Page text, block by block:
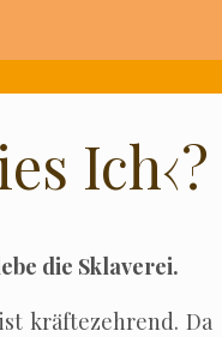
Ich‹?
die Sklaverei.
kräf­te­zeh­rend. Da